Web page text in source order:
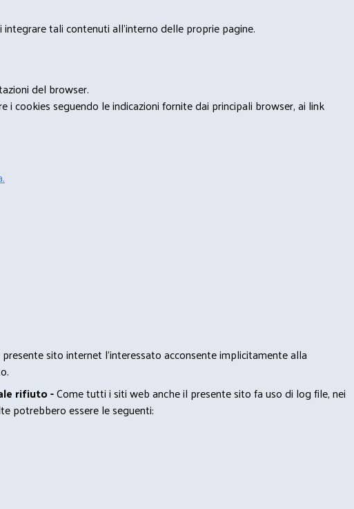
tali contenuti all'interno delle proprie pagine.
del browser.
cookies seguendo le indicazioni fornite dai principali browser, ai link
sito internet l’interessato acconsente implicitamente alla
rifiuto -Come tutti i siti web anche il presente sito fa uso di log file, nei
potrebbero essere le seguenti: